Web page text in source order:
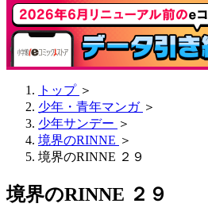
トップ ＞
少年・青年マンガ ＞
少年サンデー ＞
境界のRINNE ＞
境界のRINNE ２９
境界のRINNE ２９